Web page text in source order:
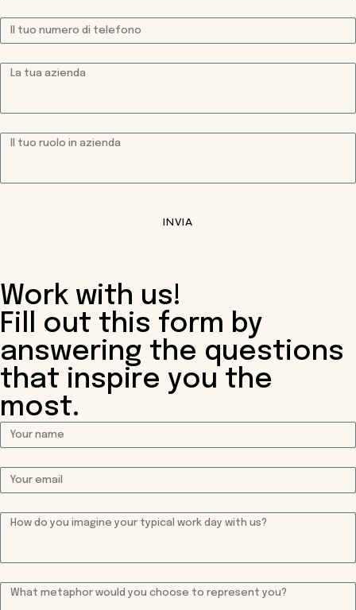
INVIA
Work with us!
Fill out this form by
answering the questions
that inspire you the
most.